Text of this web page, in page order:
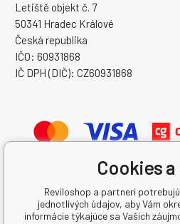
Letiště objekt č. 7
50341 Hradec Králové
Česká republika
IČO: 60931868
IČ DPH (DIČ): CZ60931868
Cookies a
Reviloshop a partneri
jednotlivých údajov, aby Vám
informácie týkajúce sa Vašich